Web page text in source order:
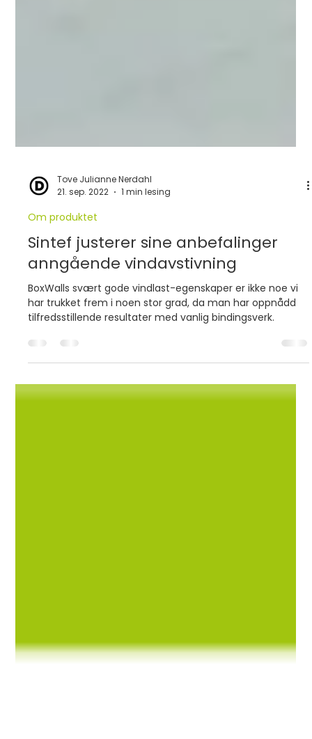
21. sep. 2022
1 min lesing
Om produktet
Sintef justerer sine anbefalinger
anngående vindavstivning
BoxWalls svært gode vindlast-egenskaper er ikke noe vi
tilfredsstillende resultater med vanlig bindingsverk.